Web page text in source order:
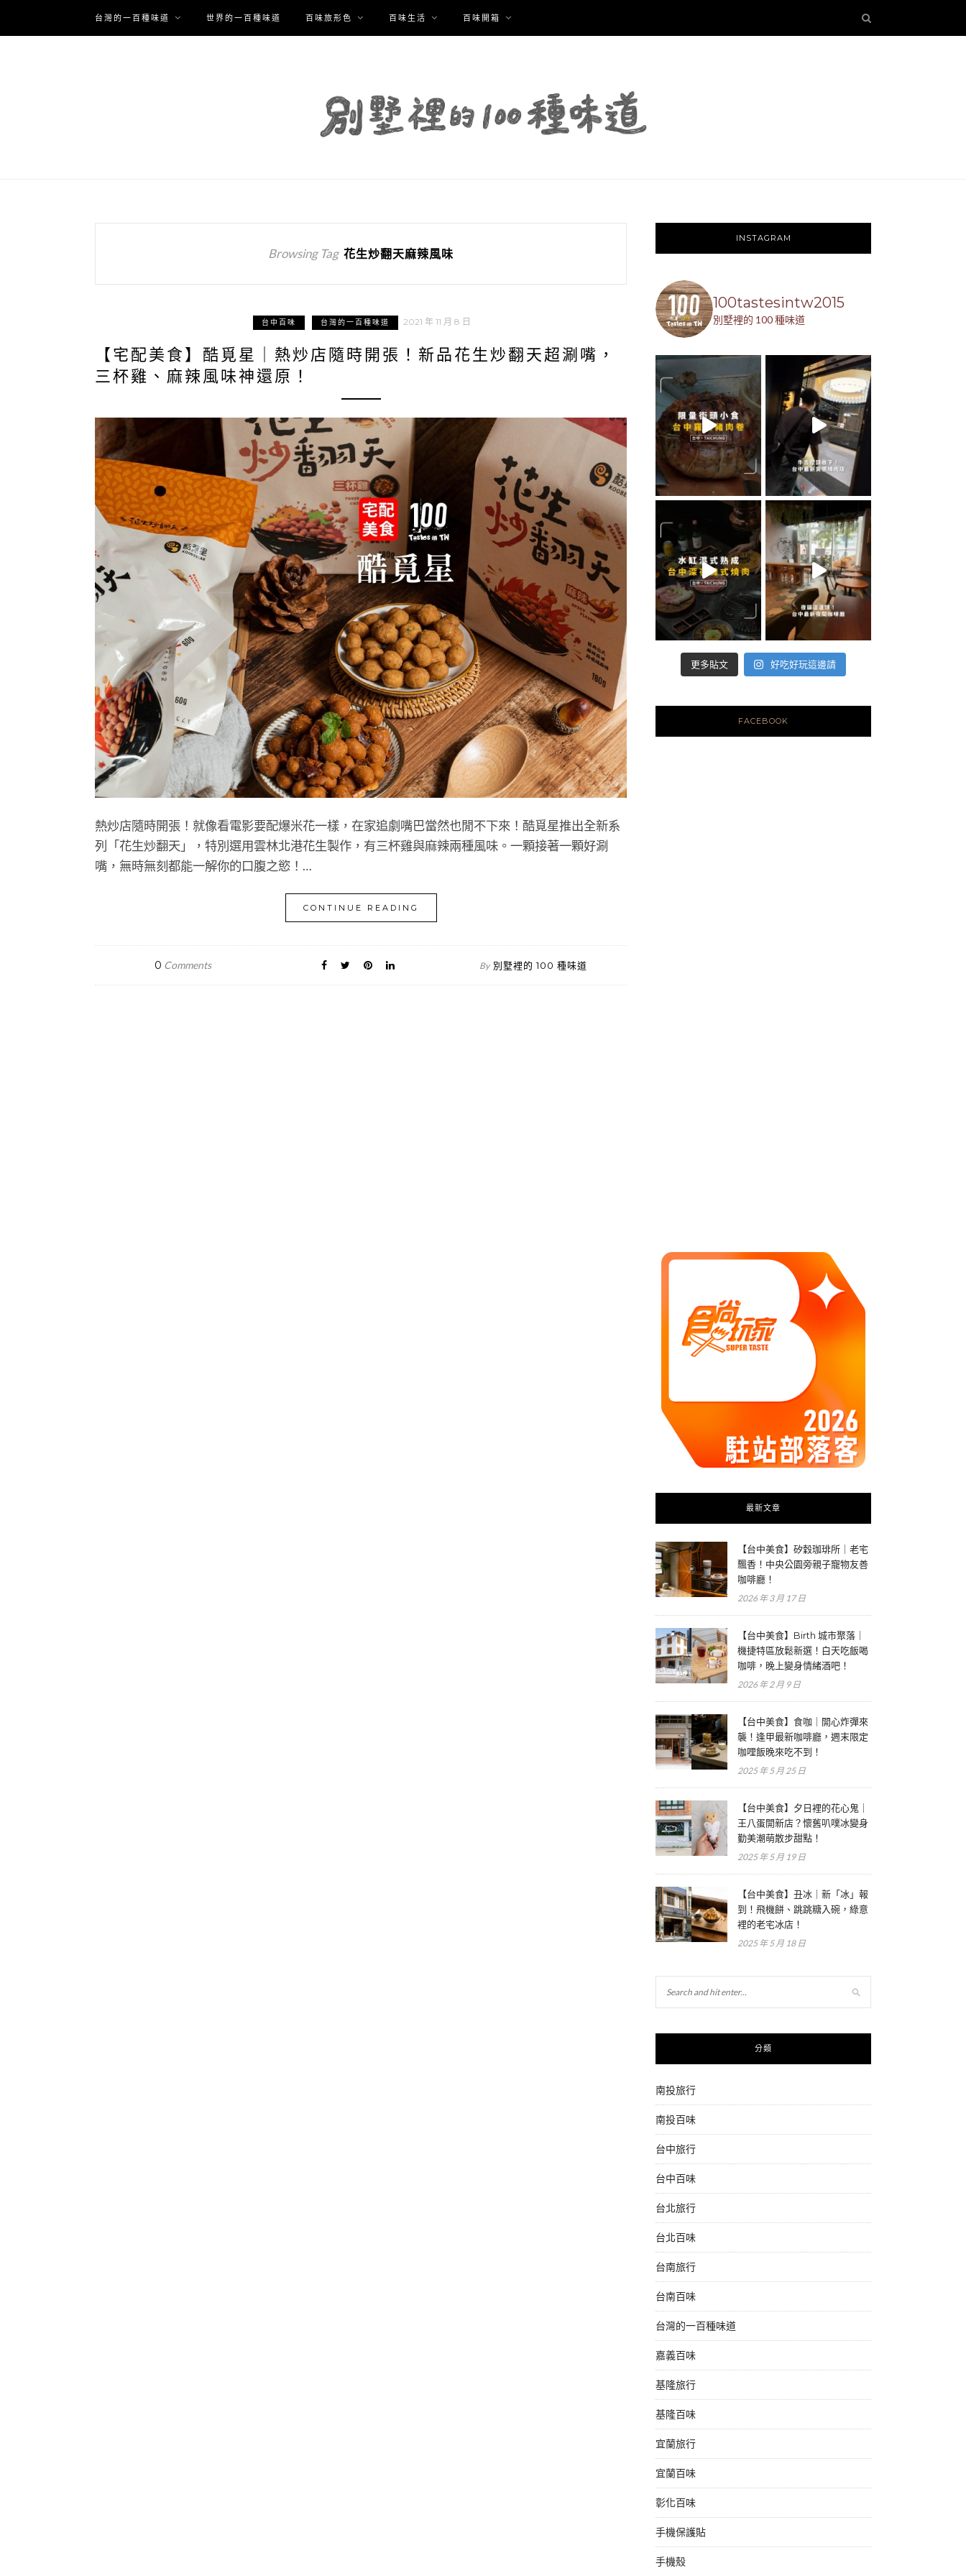
台灣的一百種味道 世界的一百種味道 百味旅形色 百味生活 百味開箱
Browsing Tag 花生炒翻天麻辣風味
台中百味 台灣的一百種味道 2021 年 11 月 8 日
【宅配美食】酷覓星｜熱炒店隨時開張！新品花生炒翻天超涮嘴，
三杯雞、麻辣風味神還原！
熱炒店隨時開張！就像看電影要配爆米花一樣，在家追劇嘴巴當然也閒不下來！酷覓星推出全新系
列「花生炒翻天」，特別選用雲林北港花生製作，有三杯雞與麻辣兩種風味。一顆接著一顆好涮
嘴，無時無刻都能一解你的口腹之慾！…
CONTINUE READING
0 Comments By 別墅裡的 100 種味道
INSTAGRAM
100tastesintw2015
別墅裡的 100 種味道
更多貼文 好吃好玩這邊請
FACEBOOK
最新文章
【台中美食】矽穀珈琲所｜老宅
飄香！中央公園旁親子寵物友善
咖啡廳！
2026 年 3 月 17 日
【台中美食】Birth 城市聚落｜
機捷特區放鬆新選！白天吃飯喝
咖啡，晚上變身情緒酒吧！
2026 年 2 月 9 日
【台中美食】食咖｜開心炸彈來
襲！逢甲最新咖啡廳，週末限定
咖哩飯晚來吃不到！
2025 年 5 月 25 日
【台中美食】夕日裡的花心鬼｜
王八蛋開新店？懷舊叭噗冰變身
勤美潮萌散步甜點！
2025 年 5 月 19 日
【台中美食】丑冰｜新「冰」報
到！飛機餅、跳跳糖入碗，綠意
裡的老宅冰店！
2025 年 5 月 18 日
分類
南投旅行
南投百味
台中旅行
台中百味
台北旅行
台北百味
台南旅行
台南百味
台灣的一百種味道
嘉義百味
基隆旅行
基隆百味
宜蘭旅行
宜蘭百味
彰化百味
手機保護貼
手機殼